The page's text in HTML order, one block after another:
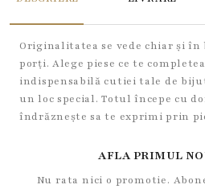
Originalitatea se vede chiar și
porți. Alege piese ce te
indispensabilă cutiei tale de
un loc special. Totul începe cu
îndrăznește sa te exprimi prin
AFLA PRIMUL
Nu rata nici o promotie.